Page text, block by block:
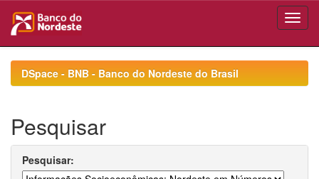
navigationDSpace - BNB - Banco do Nordeste do Brasil
Pesquisar
Pesquisar: